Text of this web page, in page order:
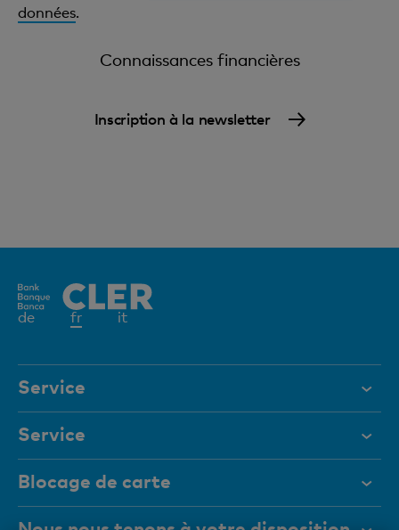
données.
Connaissances financières
Inscription à la newsletter
de frElément
it
Service
Aide et contact
Documents
Magazine
Service
Digital Banking
Aide et contact
Blocage de carte